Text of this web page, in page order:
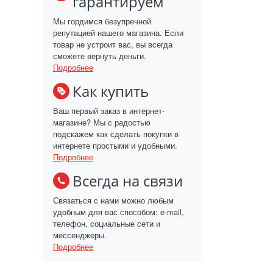
Мы гордимся безупречной
репутацией нашего магазина. Если
товар не устроит вас, вы всегда
сможете вернуть деньги.
Подробнее
Как купить
Ваш первый заказ в интернет-
магазине? Мы с радостью
подскажем как сделать покупки в
интернете простыми и удобными.
Подробнее
Всегда на связи
Связаться с нами можно любым
удобным для вас способом: e-mail,
телефон, социальные сети и
мессенджеры.
Подробнее